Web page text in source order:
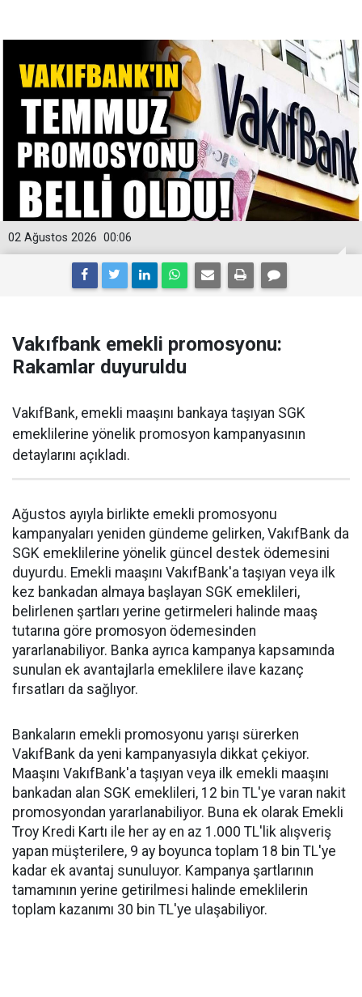
00:06
02 Ağustos 2026
Vakıfbank emekli promosyonu:
Rakamlar duyuruldu
VakıfBank, emekli maaşını bankaya taşıyan SGK
emeklilerine yönelik promosyon kampanyasının
detaylarını açıkladı.
Ağustos ayıyla birlikte emekli promosyonu
kampanyaları yeniden gündeme gelirken, VakıfBank da
SGK emeklilerine yönelik güncel destek ödemesini
duyurdu. Emekli maaşını VakıfBank'a taşıyan veya ilk
kez bankadan almaya başlayan SGK emeklileri,
belirlenen şartları yerine getirmeleri halinde maaş
tutarına göre promosyon ödemesinden
yararlanabiliyor. Banka ayrıca kampanya kapsamında
sunulan ek avantajlarla emeklilere ilave kazanç
fırsatları da sağlıyor.
Bankaların emekli promosyonu yarışı sürerken
VakıfBank da yeni kampanyasıyla dikkat çekiyor.
Maaşını VakıfBank'a taşıyan veya ilk emekli maaşını
bankadan alan SGK emeklileri, 12 bin TL'ye varan nakit
promosyondan yararlanabiliyor. Buna ek olarak Emekli
Troy Kredi Kartı ile her ay en az 1.000 TL'lik alışveriş
yapan müşterilere, 9 ay boyunca toplam 18 bin TL'ye
kadar ek avantaj sunuluyor. Kampanya şartlarının
tamamının yerine getirilmesi halinde emeklilerin
toplam kazanımı 30 bin TL'ye ulaşabiliyor.